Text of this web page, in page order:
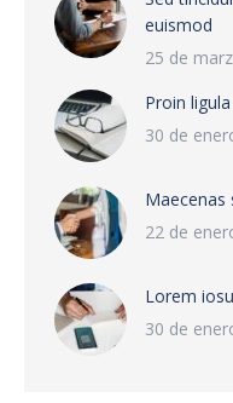
euismod
25 de
Proin
30 de
22 de
Lorem
30 de